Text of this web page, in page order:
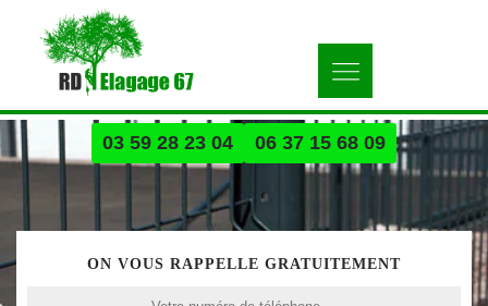
03 59 28 23 04 06 37 15 68 09
ON VOUS RAPPELLE GRATUITEMENT